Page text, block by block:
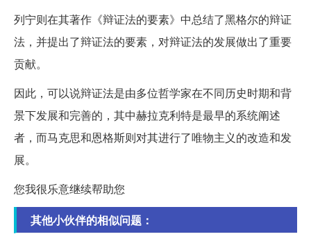
列宁则在其著作《辩证法的要素》中总结了黑格尔的辩证
法，并提出了辩证法的要素，对辩证法的发展做出了重要
贡献。
因此，可以说辩证法是由多位哲学家在不同历史时期和背
景下发展和完善的，其中赫拉克利特是最早的系统阐述
者，而马克思和恩格斯则对其进行了唯物主义的改造和发
展。
您我很乐意继续帮助您
其他小伙伴的相似问题：